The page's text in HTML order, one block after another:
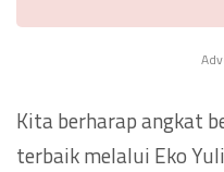
Kita berharap angkat
terbaik melalui Eko